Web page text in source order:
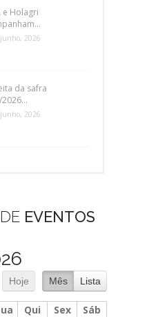
e Holagri
2026
da safra
2026
EVENTOS
Hoje Mês Lista
Qui Sex
Sáb